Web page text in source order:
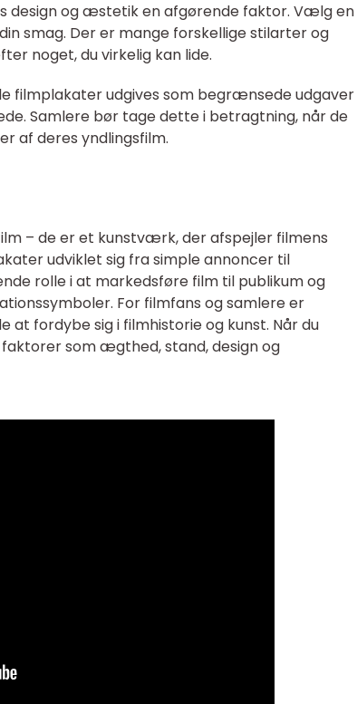
design og æstetik en afgørende faktor. Vælg en
smag. Der er mange forskellige stilarter og
noget, du virkelig kan lide.
filmplakater udgives som begrænsede udgaver
Samlere bør tage dette i betragtning, når de
af deres yndlingsfilm.
– de er et kunstværk, der afspejler filmens
udviklet sig fra simple annoncer til
rolle i at markedsføre film til publikum og
For filmfans og samlere er
at fordybe sig i filmhistorie og kunst. Når du
som ægthed, stand, design og